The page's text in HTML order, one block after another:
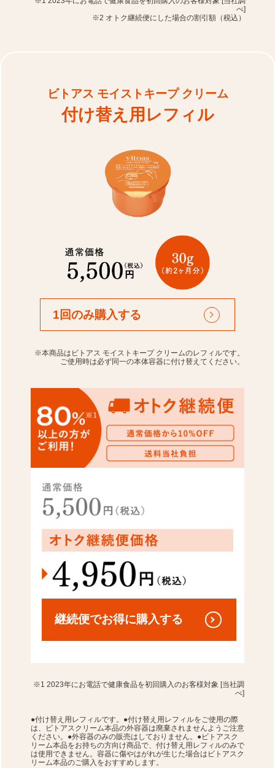
べ]
※2 オトク継続便にした場合の割引額（税込）
ビトアス モイストキープ クリーム
付け替え用レフィル
1回のみ購入する
※本商品はビトアス モイストキープ クリームのレフィルです。
ご使用時は必ず同一の本体容器に付け替えてください。
継続便でお得に購入する
※1 2023年にお電話で健康食品を初回購入のお客様対象 [当社調
べ]
●付け替え用レフィルです。●付け替え用レフィルをご使用の際
は、ビトアスクリーム本品の外容器は廃棄されませんようご注意
ください。●外容器のみの販売はしておりません。●ビトアスク
リーム本品をお持ちの方向け商品で、付け替え用レフィルのみで
は使用できません。容器に傷やはがれが生じた場合はビトアスク
リーム本品のご購入をおすすめします。